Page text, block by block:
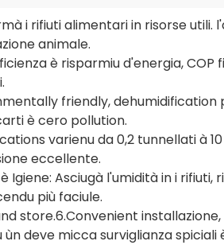
i rifiuti alimentari in risorse
animale.
è risparmiu d'energia,
friendly,
è cero pollution.
varienu da 0,2 tunnellati à
eccellente.
è Igiene: Asciugà l'umidità in i
più faciule.
store.6.Convenient
deve micca surviglianza